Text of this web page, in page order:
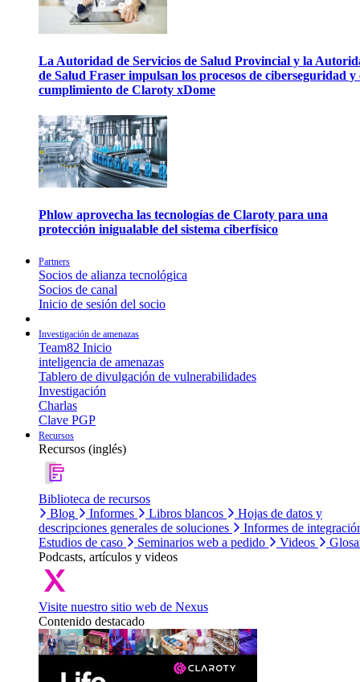
La Autoridad de Servicios de Salud Provincial y la
de Salud Fraser impulsan los procesos de ciberseguridad y
cumplimiento de Claroty xDome
Phlow aprovecha las tecnologías de Claroty para una
protección inigualable del sistema ciberfísico
Partners
Socios de alianza tecnológica
Socios de canal
Inicio de sesión del socio
Investigación de amenazas
Team82 Inicio
inteligencia de amenazas
Tablero de divulgación de vulnerabilidades
Investigación
Charlas
Clave PGP
Recursos
Recursos (inglés)
Biblioteca de recursos
Blog
Informes Libros blancos
Hojas de datos y
descripciones generales de soluciones
Informes de
Estudios de caso
Seminarios web a pedido Videos
Podcasts, artículos y videos
Visite nuestro sitio web de Nexus
Contenido destacado